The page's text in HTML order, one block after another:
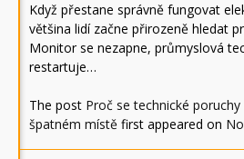
Když přestane správně fungovat
většina lidí začne přirozeně hledat
Monitor se nezapne, průmyslová
restartuje…
The post Proč se technické
špatném místě first appeared on